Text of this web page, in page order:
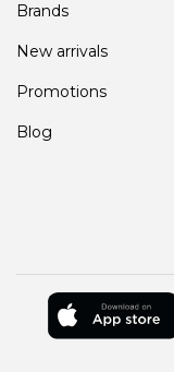
Brands
New arrivals
Promotions
Blog